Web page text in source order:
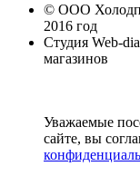
© ООО
2016 год
Студия Web-
магазинов
Уважаемые
сайте, вы